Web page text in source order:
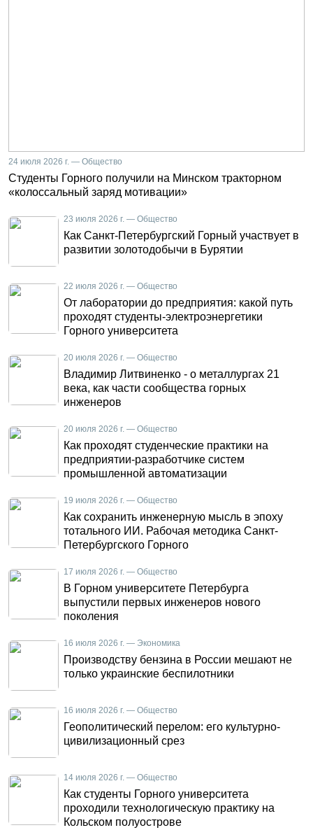
24 июля 2026 г. — Общество
Студенты Горного получили на Минском тракторном
«колоссальный заряд мотивации»
23 июля 2026 г. — Общество
Как Санкт-Петербургский Горный участвует в
развитии золотодобычи в Бурятии
22 июля 2026 г. — Общество
От лаборатории до предприятия: какой путь
проходят студенты-электроэнергетики
Горного университета
20 июля 2026 г. — Общество
Владимир Литвиненко - о металлургах 21
века, как части сообщества горных
инженеров
20 июля 2026 г. — Общество
Как проходят студенческие практики на
предприятии-разработчике систем
промышленной автоматизации
19 июля 2026 г. — Общество
Как сохранить инженерную мысль в эпоху
тотального ИИ. Рабочая методика Санкт-
Петербургского Горного
17 июля 2026 г. — Общество
В Горном университете Петербурга
выпустили первых инженеров нового
поколения
16 июля 2026 г. — Экономика
Производству бензина в России мешают не
только украинские беспилотники
16 июля 2026 г. — Общество
Геополитический перелом: его культурно-
цивилизационный срез
14 июля 2026 г. — Общество
Как студенты Горного университета
проходили технологическую практику на
Кольском полуострове